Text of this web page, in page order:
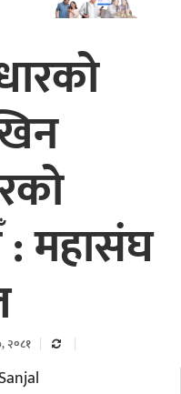
महासंघ
२०८१